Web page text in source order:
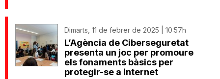
Dimarts, 11 de febrer de 2025 | 10:57h
L’Agència de Ciberseguretat
presenta un joc per promoure
els fonaments bàsics per
protegir-se a internet